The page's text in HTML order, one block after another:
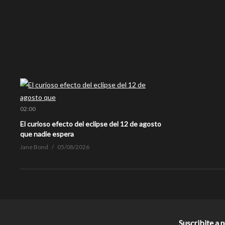
02:00
El curioso efecto del eclipse del 12 de agosto
que nadie espera
Jane Bond 05/08/2026
Suscribite a